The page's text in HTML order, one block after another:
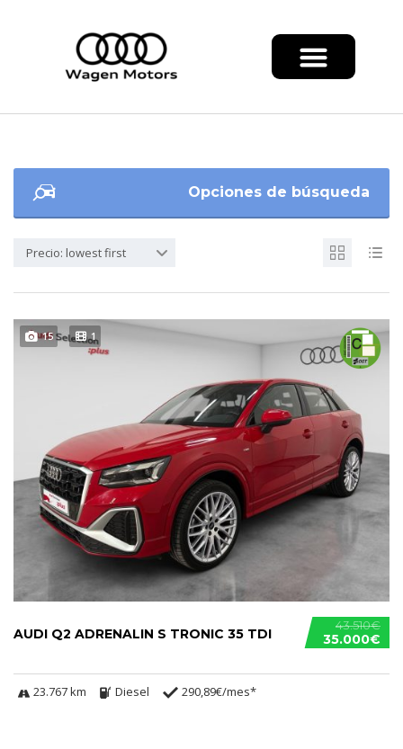
Opciones de búsqueda
Precio: lowest first
15 1
43.510€
35.000€
AUDI Q2 ADRENALIN S TRONIC 35 TDI
23.767 km Diesel 290,89€/mes*